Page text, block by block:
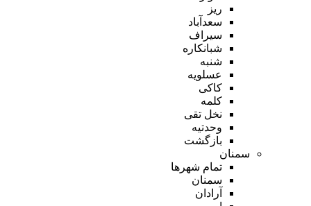
ریز
سعدآباد
سیراف
شبانکاره
شنبه
عسلویه
کاکی
کلمه
نخل تقی
وحدتیه
بازگشت
سمنان
تمام شهر‌ها
سمنان
آرادان